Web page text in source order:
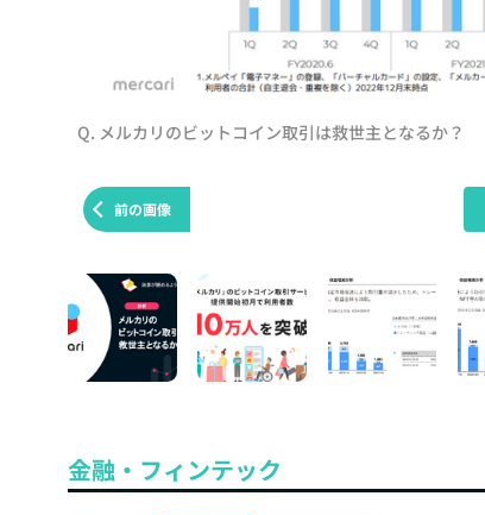
Q. メルカリのビットコイン取引は救世主となるか？
前の画像
金融・フィンテック